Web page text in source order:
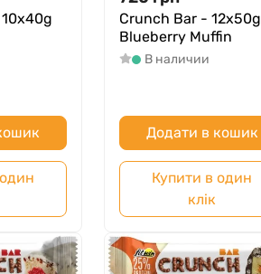
Crunch Bar - 12x50g
Blueberry Muffin
В наличии
Додати в кошик
Купити в один
клік